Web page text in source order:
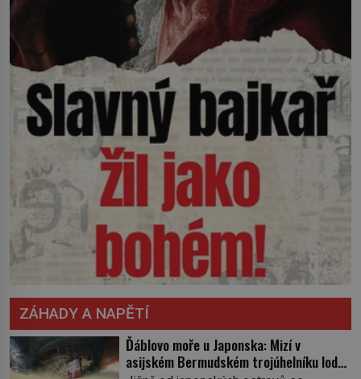
ZÁHADY A NAPĚTÍ
Ďáblovo moře u Japonska: Mizí v
asijském Bermudském trojúhelníku lodě